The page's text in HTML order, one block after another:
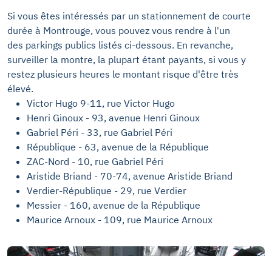
Si vous êtes intéressés par un stationnement de courte
durée à Montrouge, vous pouvez vous rendre à l'un
des parkings publics listés ci-dessous. En revanche,
surveiller la montre, la plupart étant payants, si vous y
restez plusieurs heures le montant risque d'être très
élevé.
Victor Hugo 9-11, rue Victor Hugo
Henri Ginoux - 93, avenue Henri Ginoux
Gabriel Péri - 33, rue Gabriel Péri
République - 63, avenue de la République
ZAC-Nord - 10, rue Gabriel Péri
Aristide Briand - 70-74, avenue Aristide Briand
Verdier-République - 29, rue Verdier
Messier - 160, avenue de la République
Maurice Arnoux - 109, rue Maurice Arnoux